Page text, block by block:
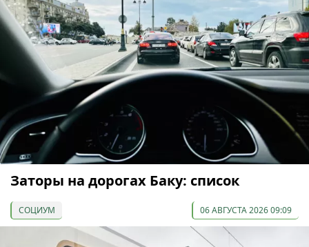
Заторы на дорогах Баку: список
СОЦИУМ 06 АВГУСТА 2026 09:09